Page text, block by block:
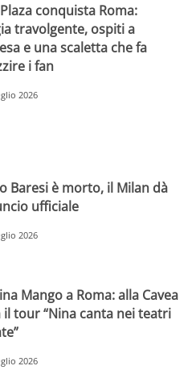
conquista Roma:
travolgente, ospiti a
e una scaletta che fa
i fan
2026
Baresi è morto, il Milan dà
ufficiale
2026
Mango a Roma: alla Cavea
il tour “Nina canta nei teatri
2026